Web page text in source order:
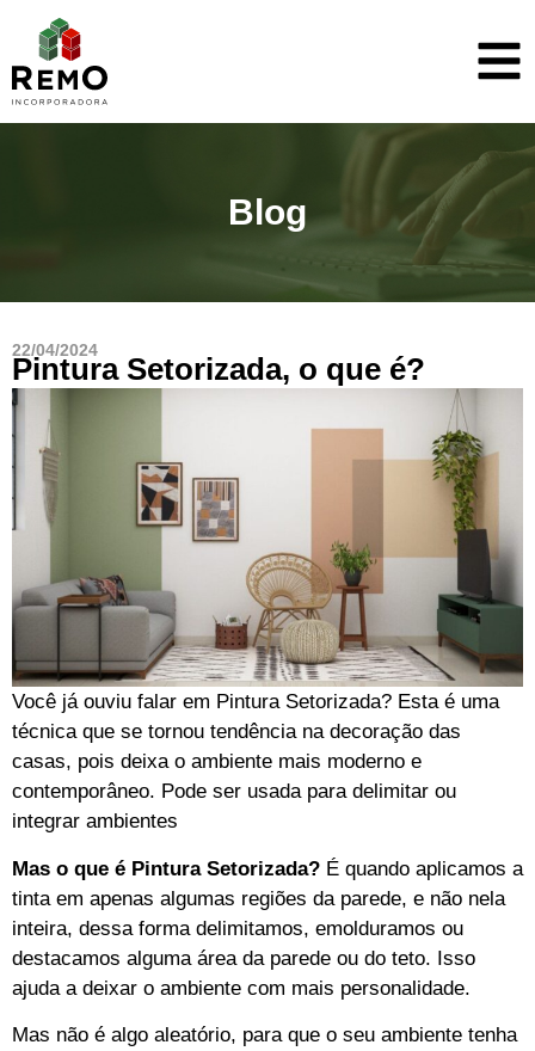
Blog
22/04/2024
Pintura Setorizada, o que é?
Você já ouviu falar em Pintura Setorizada? Esta é uma
técnica que se tornou tendência na decoração das
casas, pois deixa o ambiente mais moderno e
contemporâneo. Pode ser usada para delimitar ou
integrar ambientes
Mas o que é Pintura Setorizada? É quando aplicamos a
tinta em apenas algumas regiões da parede, e não nela
inteira, dessa forma delimitamos, emolduramos ou
destacamos alguma área da parede ou do teto. Isso
ajuda a deixar o ambiente com mais personalidade.
Mas não é algo aleatório, para que o seu ambiente tenha